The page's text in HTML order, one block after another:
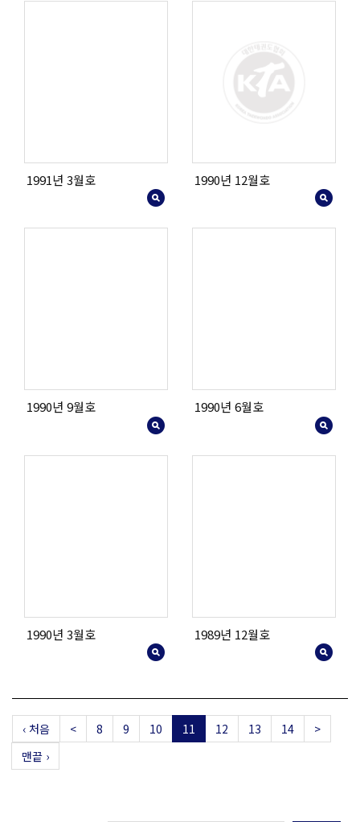
1991년 3월호 1990년 12월호
1990년 9월호 1990년 6월호
1990년 3월호 1989년 12월호
‹ 처음 < 8 9 10 11 12 13 14
>
맨끝 ›